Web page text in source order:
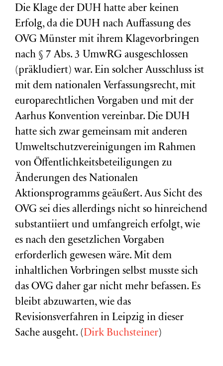
Die Klage der DUH hatte aber keinen
Erfolg, da die DUH nach Auffassung des
OVG Münster mit ihrem Klagevorbringen
nach § 7 Abs. 3 UmwRG ausgeschlossen
(präkludiert) war. Ein solcher Ausschluss ist
mit dem nationalen Verfassungsrecht, mit
europarechtlichen Vorgaben und mit der
Aarhus Konvention vereinbar. Die DUH
hatte sich zwar gemeinsam mit anderen
Umweltschutzvereinigungen im Rahmen
von Öffentlichkeitsbeteiligungen zu
Änderungen des Nationalen
Aktionsprogramms geäußert. Aus Sicht des
OVG sei dies allerdings nicht so hinreichend
substantiiert und umfangreich erfolgt, wie
es nach den gesetzlichen Vorgaben
erforderlich gewesen wäre. Mit dem
inhaltlichen Vorbringen selbst musste sich
das OVG daher gar nicht mehr befassen. Es
bleibt abzuwarten, wie das
Revisionsverfahren in Leipzig in dieser
Sache ausgeht. (Dirk Buchsteiner)